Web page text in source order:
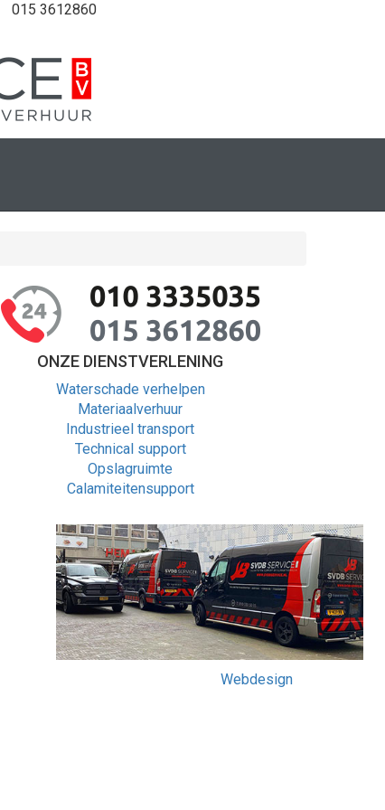
015 3612860
ONZE DIENSTVERLENING
Waterschade verhelpen
Materiaalverhuur
Industrieel transport
Technical support
Opslagruimte
Calamiteitensupport
Webdesign